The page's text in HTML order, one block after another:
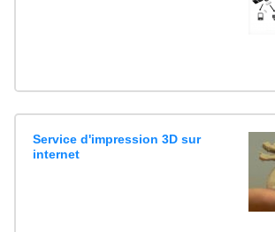
Service d'impression 3D sur
internet